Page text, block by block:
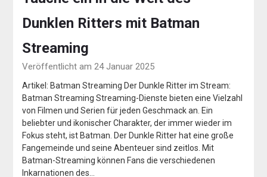
Dunklen Ritters mit Batman
Streaming
Veröffentlicht am 24 Januar 2025
Artikel: Batman Streaming Der Dunkle Ritter im Stream:
Batman Streaming Streaming-Dienste bieten eine Vielzahl
von Filmen und Serien für jeden Geschmack an. Ein
beliebter und ikonischer Charakter, der immer wieder im
Fokus steht, ist Batman. Der Dunkle Ritter hat eine große
Fangemeinde und seine Abenteuer sind zeitlos. Mit
Batman-Streaming können Fans die verschiedenen
Inkarnationen des…